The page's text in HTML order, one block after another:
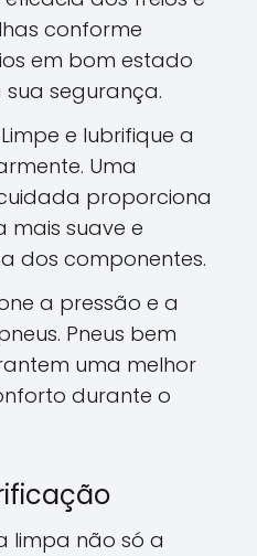
conforme
em bom estado
segurança.
Limpe e lubrifique a
Uma
proporciona
suave e
dos componentes.
a pressão e a
Pneus bem
uma melhor
durante o
limpa não só a